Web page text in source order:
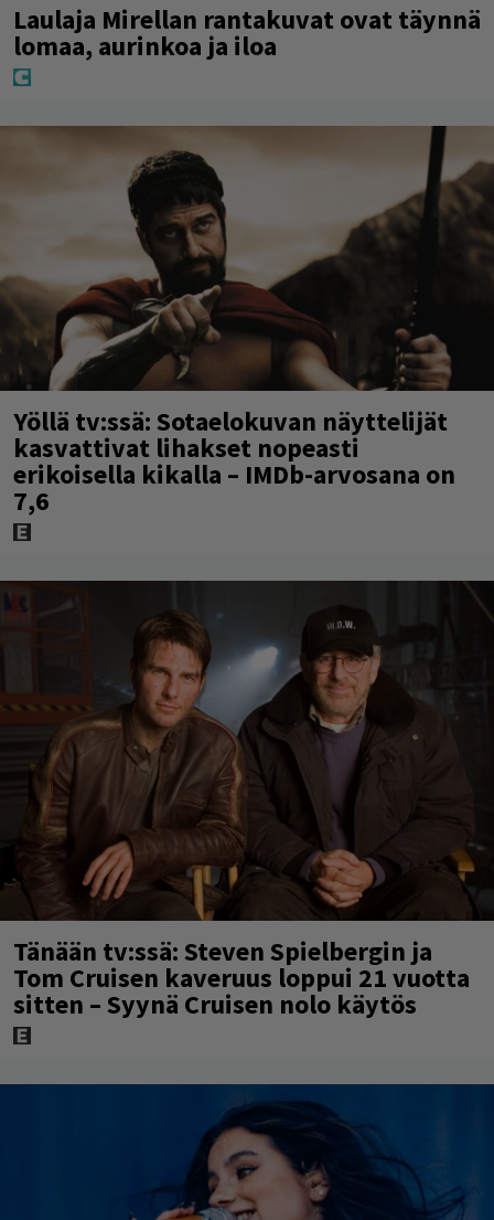
Laulaja Mirellan rantakuvat ovat täynnä
lomaa, aurinkoa ja iloa
Yöllä tv:ssä: Sotaelokuvan näyttelijät
kasvattivat lihakset nopeasti
erikoisella kikalla – IMDb-arvosana on
7,6
Tänään tv:ssä: Steven Spielbergin ja
Tom Cruisen kaveruus loppui 21 vuotta
sitten – Syynä Cruisen nolo käytös